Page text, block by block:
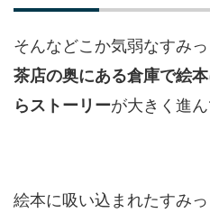
そんなどこか気弱なすみっ
茶店の奥にある倉庫で絵
らストーリーが大きく進ん
絵本に吸い込まれたすみっ